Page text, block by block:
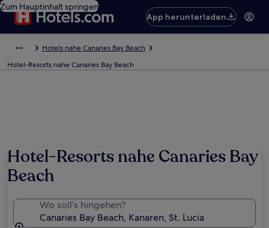
Zum Hauptinhalt springen
App herunterladen
Hotels nahe Canaries Bay Beach
Hotel-Resorts nahe Canaries Bay Beach
Hotel-Resorts nahe Canaries Bay
Beach
Wo soll’s hingehen?
Canaries Bay Beach, Kanaren, St. Lucia